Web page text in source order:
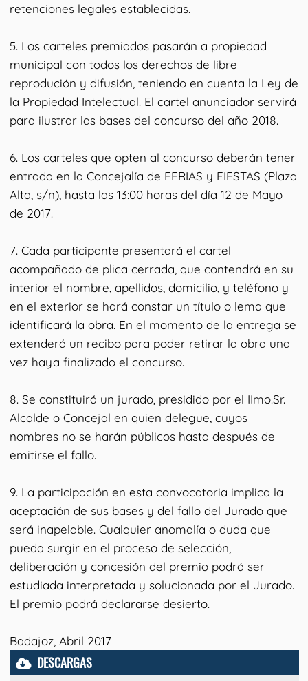
retenciones legales establecidas.
5. Los carteles premiados pasarán a propiedad
municipal con todos los derechos de libre
reprodución y difusión, teniendo en cuenta la Ley de
la Propiedad Intelectual. El cartel anunciador servirá
para ilustrar las bases del concurso del año 2018.
6. Los carteles que opten al concurso deberán tener
entrada en la Concejalía de FERIAS y FIESTAS (Plaza
Alta, s/n), hasta las 13:00 horas del día 12 de Mayo
de 2017.
7. Cada participante presentará el cartel
acompañado de plica cerrada, que contendrá en su
interior el nombre, apellidos, domicilio, y teléfono y
en el exterior se hará constar un título o lema que
identificará la obra. En el momento de la entrega se
extenderá un recibo para poder retirar la obra una
vez haya finalizado el concurso.
8. Se constituirá un jurado, presidido por el IImo.Sr.
Alcalde o Concejal en quien delegue, cuyos
nombres no se harán públicos hasta después de
emitirse el fallo.
9. La participación en esta convocatoria implica la
aceptación de sus bases y del fallo del Jurado que
será inapelable. Cualquier anomalía o duda que
pueda surgir en el proceso de selección,
deliberación y concesión del premio podrá ser
estudiada interpretada y solucionada por el Jurado.
El premio podrá declararse desierto.
Badajoz, Abril 2017
DESCARGAS